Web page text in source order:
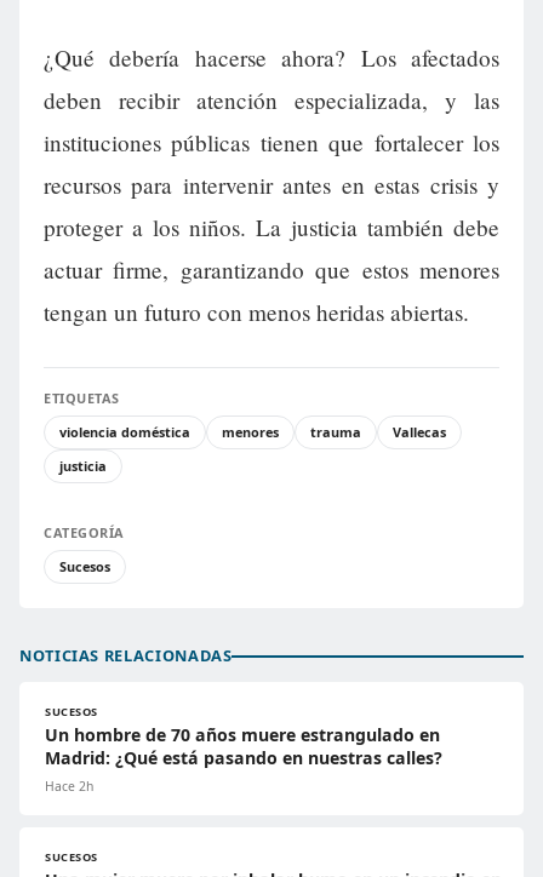
¿Qué debería hacerse ahora? Los afectados
deben recibir atención especializada, y las
instituciones públicas tienen que fortalecer los
recursos para intervenir antes en estas crisis y
proteger a los niños. La justicia también debe
actuar firme, garantizando que estos menores
tengan un futuro con menos heridas abiertas.
ETIQUETAS
violencia doméstica
menores trauma
Vallecas
justicia
CATEGORÍA
Sucesos
NOTICIAS RELACIONADAS
SUCESOS
Un hombre de 70 años muere estrangulado en
Madrid: ¿Qué está pasando en nuestras calles?
Hace 2h
SUCESOS